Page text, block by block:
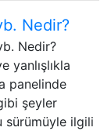
Nedir?
Nedir?
yanlışlıkla
panelinde
şeyler
sürümüyle ilgili